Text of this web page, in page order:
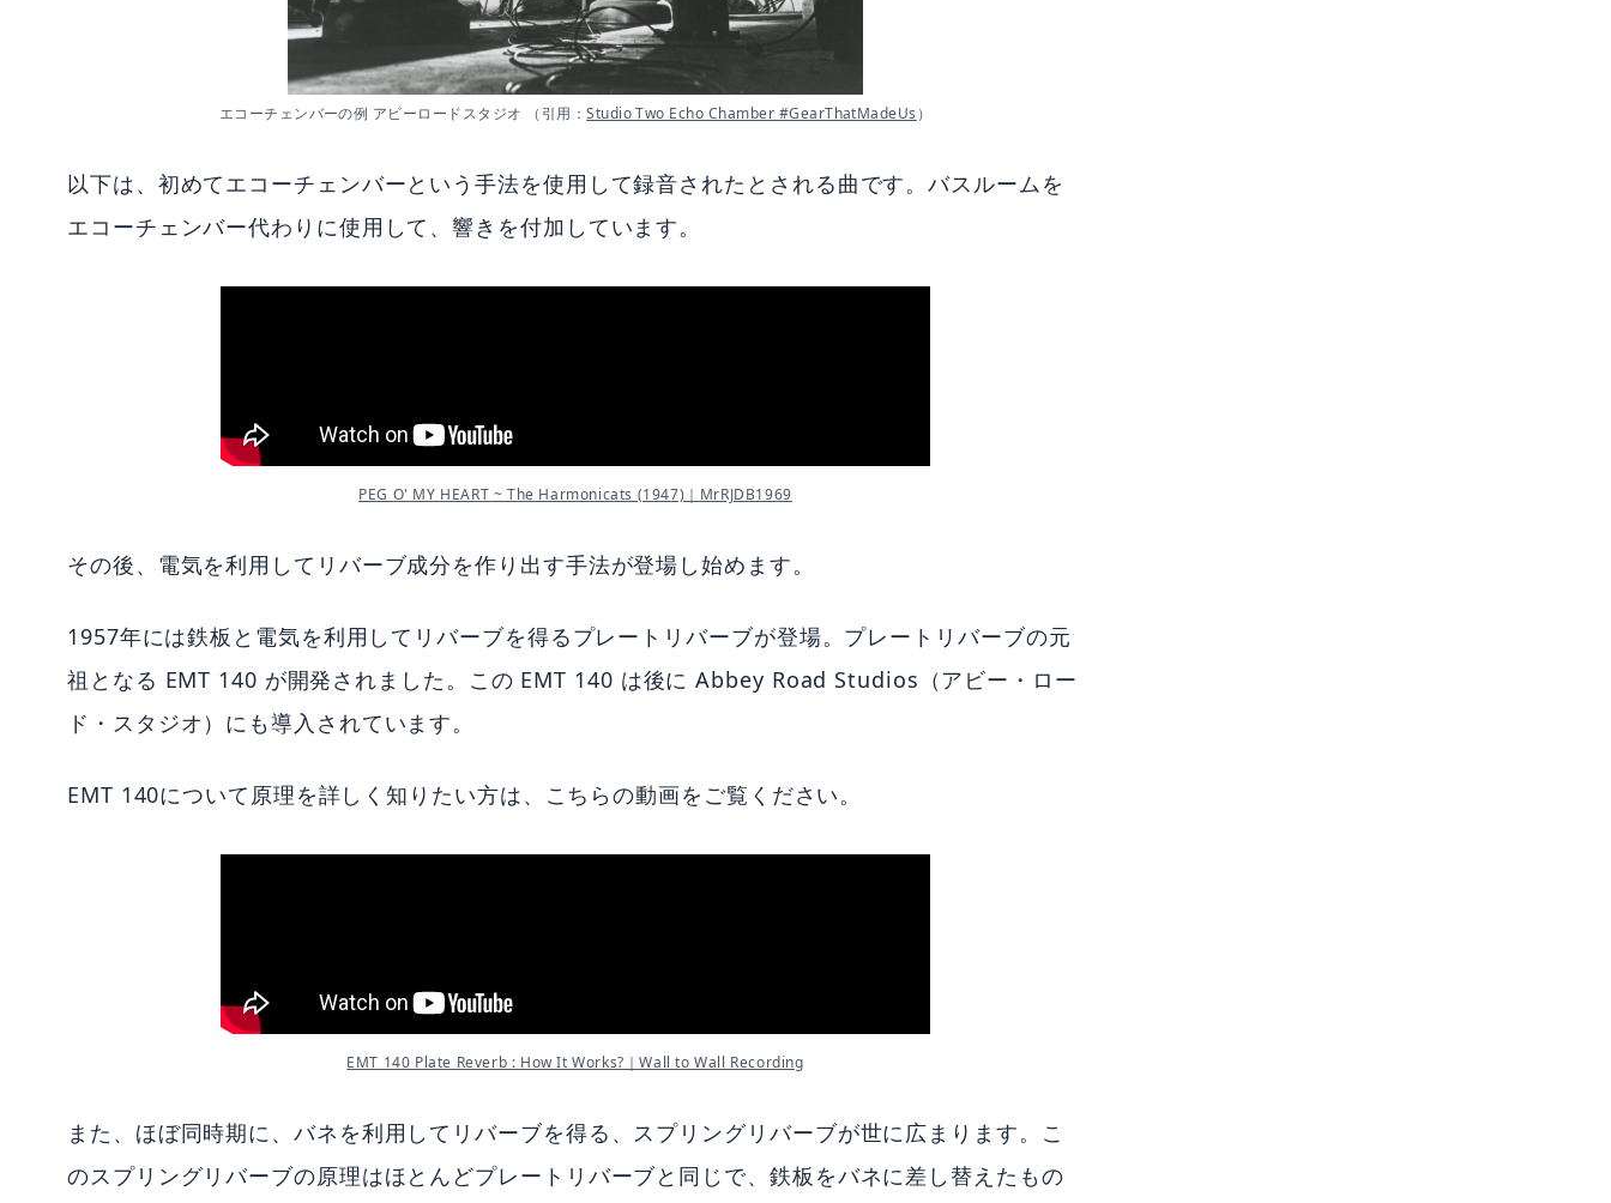
エコーチェンバーの例 アビーロードスタジオ （引用：Studio Two Echo Chamber #GearThatMadeUs ）
以下は、初めてエコーチェンバーという手法を使用して録音されたとされる曲です。バスルームを
エコーチェンバー代わりに使用して、響きを付加しています。
PEG O' MY HEART ~ The Harmonicats (1947)｜MrRJDB1969
その後、電気を利用してリバーブ成分を作り出す手法が登場し始めます。
1957年には鉄板と電気を利用してリバーブを得るプレートリバーブが登場。プレートリバーブの元
祖となる EMT 140 が開発されました。この EMT 140 は後に Abbey Road Studios（アビー・ロー
ド・スタジオ）にも導入されています。
EMT 140について原理を詳しく知りたい方は、こちらの動画をご覧ください。
EMT 140 Plate Reverb : How It Works?｜Wall to Wall Recording
また、ほぼ同時期に、バネを利用してリバーブを得る、スプリングリバーブが世に広まります。こ
のスプリングリバーブの原理はほとんどプレートリバーブと同じで、鉄板をバネに差し替えたもの